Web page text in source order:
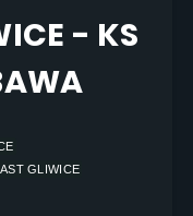
- KS
GLIWICE